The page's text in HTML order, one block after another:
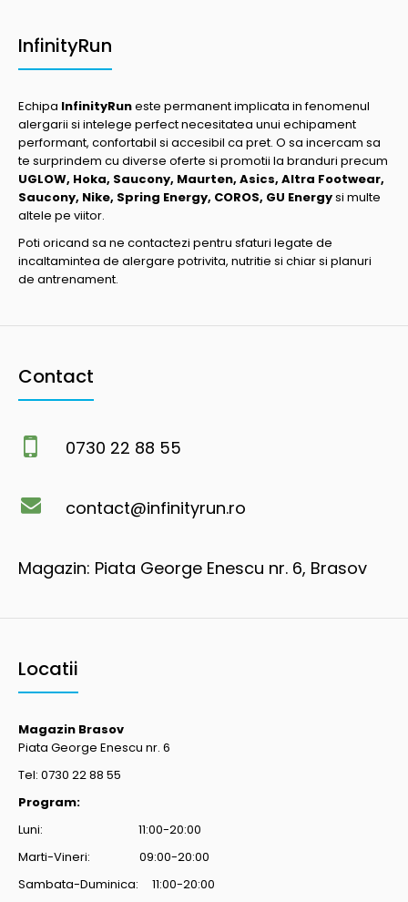
InfinityRun
Echipa InfinityRuneste permanent implicata in fenomenul
alergarii si intelege perfect necesitatea unui echipament
performant, confortabil si accesibil ca pret. O sa incercam sa
te surprindem cu diverse oferte si promotii la branduri precum
UGLOW, Hoka, Saucony, Maurten, Asics, Altra Footwear,
Saucony, Nike, Spring Energy, COROS, GU Energysi multe
altele pe viitor.
Poti oricand sa ne contactezi pentru sfaturi legate de
incaltamintea de alergare potrivita, nutritie si chiar si planuri
de antrenament.
Contact
0730 22 88 55
contact@infinityrun.ro
Magazin: Piata George Enescu nr. 6, Brasov
Locatii
Magazin Brasov
Piata George Enescu nr. 6
Tel: 0730 22 88 55
Program:
Luni: 11:00-20:00
Marti-Vineri: 09:00-20:00
Sambata-Duminica: 11:00-20:00